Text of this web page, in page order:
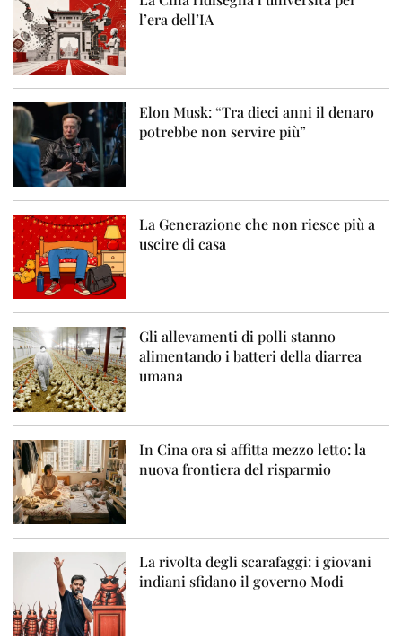
l’era dell’IA
Elon Musk: “Tra dieci anni il denaro
potrebbe non servire più”
La Generazione che non riesce più a
uscire di casa
Gli allevamenti di polli stanno
alimentando i batteri della diarrea
umana
In Cina ora si affitta mezzo letto: la
nuova frontiera del risparmio
La rivolta degli scarafaggi: i giovani
indiani sfidano il governo Modi